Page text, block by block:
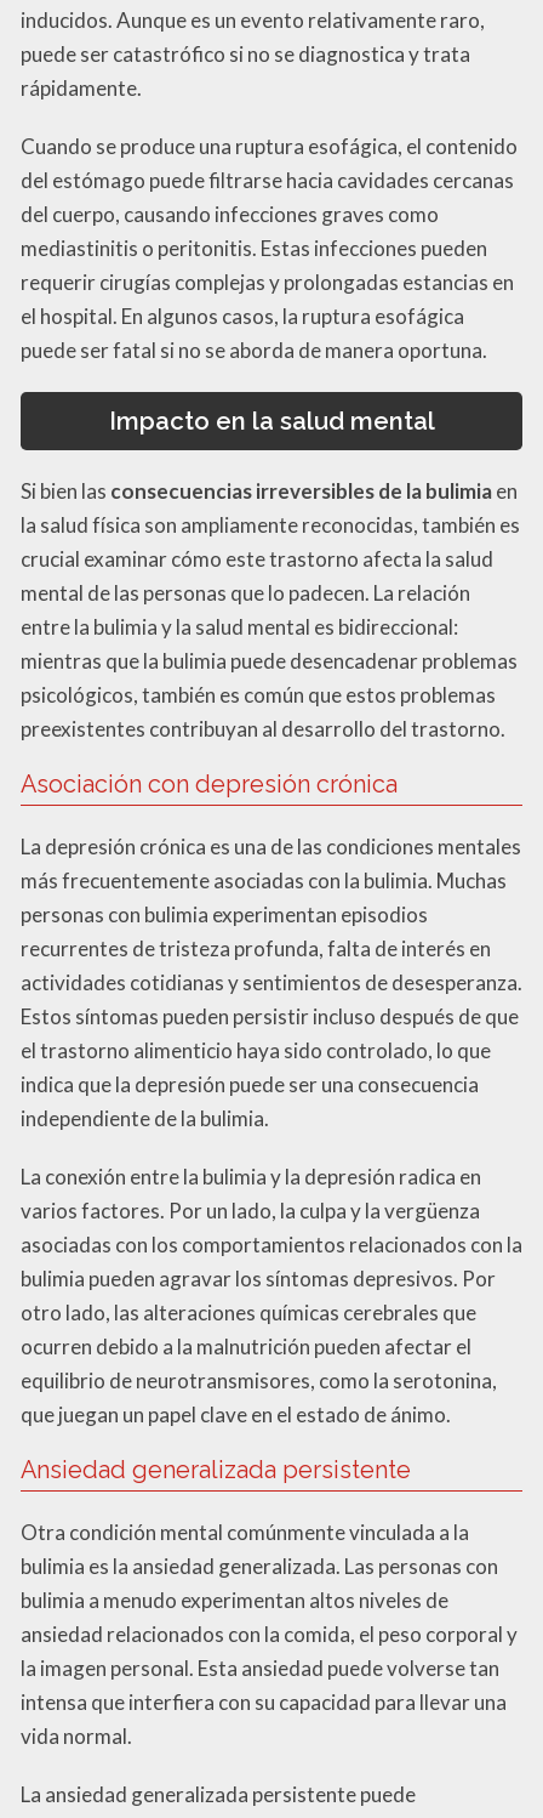
inducidos. Aunque es un evento relativamente raro,
puede ser catastrófico si no se diagnostica y trata
rápidamente.
Cuando se produce una ruptura esofágica, el contenido
del estómago puede filtrarse hacia cavidades cercanas
del cuerpo, causando infecciones graves como
mediastinitis o peritonitis. Estas infecciones pueden
requerir cirugías complejas y prolongadas estancias en
el hospital. En algunos casos, la ruptura esofágica
puede ser fatal si no se aborda de manera oportuna.
Impacto en la salud mental
Si bien las consecuencias irreversibles de la bulimiaen
la salud física son ampliamente reconocidas, también es
crucial examinar cómo este trastorno afecta la salud
mental de las personas que lo padecen. La relación
entre la bulimia y la salud mental es bidireccional:
mientras que la bulimia puede desencadenar problemas
psicológicos, también es común que estos problemas
preexistentes contribuyan al desarrollo del trastorno.
Asociación con depresión crónica
La depresión crónica es una de las condiciones mentales
más frecuentemente asociadas con la bulimia. Muchas
personas con bulimia experimentan episodios
recurrentes de tristeza profunda, falta de interés en
actividades cotidianas y sentimientos de desesperanza.
Estos síntomas pueden persistir incluso después de que
el trastorno alimenticio haya sido controlado, lo que
indica que la depresión puede ser una consecuencia
independiente de la bulimia.
La conexión entre la bulimia y la depresión radica en
varios factores. Por un lado, la culpa y la vergüenza
asociadas con los comportamientos relacionados con la
bulimia pueden agravar los síntomas depresivos. Por
otro lado, las alteraciones químicas cerebrales que
ocurren debido a la malnutrición pueden afectar el
equilibrio de neurotransmisores, como la serotonina,
que juegan un papel clave en el estado de ánimo.
Ansiedad generalizada persistente
Otra condición mental comúnmente vinculada a la
bulimia es la ansiedad generalizada. Las personas con
bulimia a menudo experimentan altos niveles de
ansiedad relacionados con la comida, el peso corporal y
la imagen personal. Esta ansiedad puede volverse tan
intensa que interfiera con su capacidad para llevar una
vida normal.
La ansiedad generalizada persistente puede